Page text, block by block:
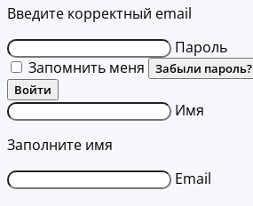
Введите корректный email
Пароль
Запомнить меня
Забыли пароль?
Войти
Имя
Заполните имя
Email